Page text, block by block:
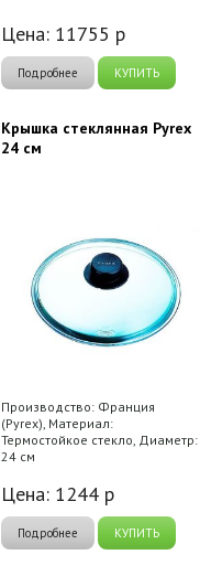
Цена: 11755 р
Подробнее КУПИТЬ
Крышка стеклянная Pyrex
24 см
Производство: Франция
(Pyrex), Материал:
Термостойкое стекло, Диаметр:
24 см
Цена: 1244 р
Подробнее КУПИТЬ